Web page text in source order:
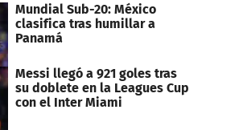
Mundial Sub-20: México
clasifica tras humillar a
Panamá
Messi llegó a 921 goles tras
su doblete en la Leagues Cup
con el Inter Miami